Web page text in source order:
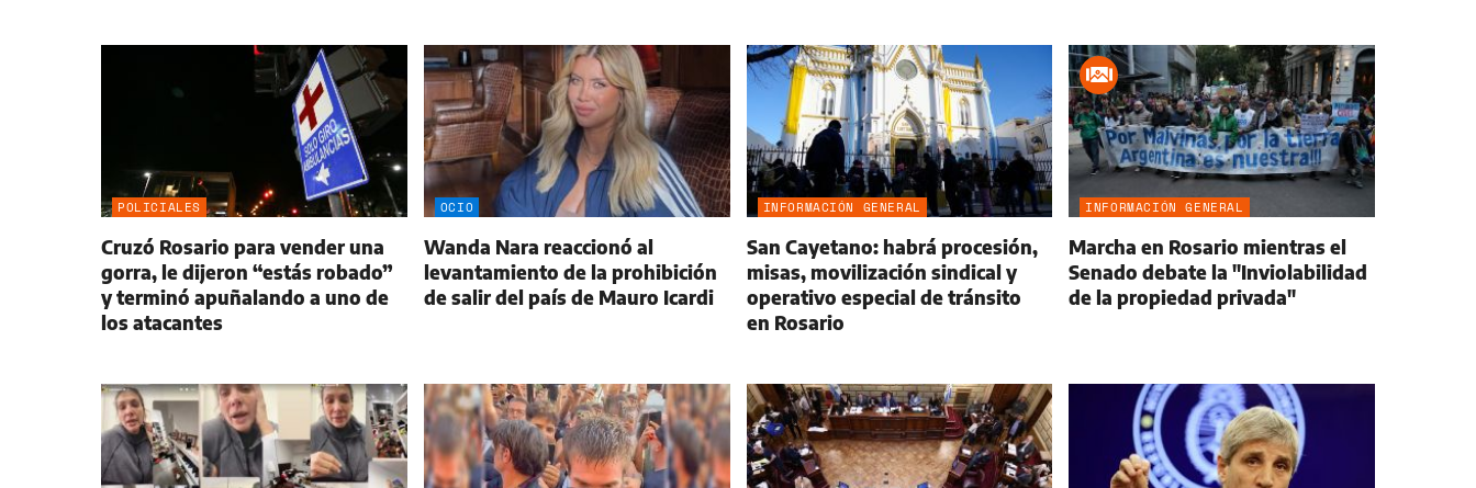
POLICIALES
Cruzó Rosario para vender una
gorra, le dijeron “estás robado”
y terminó apuñalando a uno de
los atacantes
OCIO
Wanda Nara reaccionó al
levantamiento de la prohibición
de salir del país de Mauro Icardi
INFORMACIÓN GENERAL
San Cayetano: habrá procesión,
misas, movilización sindical y
operativo especial de tránsito
en Rosario
INFORMACIÓN GENERAL
Marcha en Rosario mientras el
Senado debate la "Inviolabilidad
de la propiedad privada"